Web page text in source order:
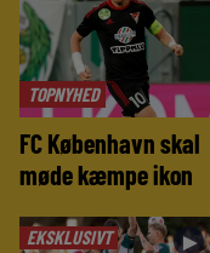
TOPNYHED
FC København skal
møde kæmpe ikon
EKSKLUSIVT ►